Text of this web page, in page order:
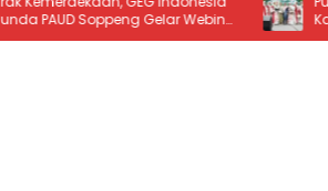
Kabupaten Soppeng Boyong Predikat
Juara Favorit